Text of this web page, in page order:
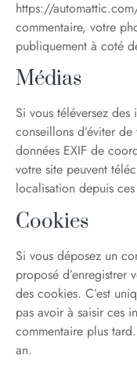
https://
commentaire, votre
publiquement à coté
Médias
Si vous téléversez des
conseillons d’éviter
données EXIF de
votre site peuvent
localisation depuis
Cookies
Si vous déposez un
proposé d’enregistrer
des cookies. C’est
pas avoir à saisir ces
commentaire plus
an.